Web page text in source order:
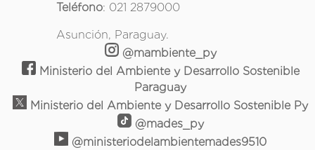
Teléfono: 021 2879000
Asunción, Paraguay.
@mambiente_py
Ministerio del Ambiente y Desarrollo Sostenible
Paraguay
Ministerio del Ambiente y Desarrollo Sostenible Py
@mades_py
@ministeriodelambientemades9510